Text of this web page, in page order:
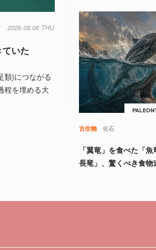
2026.08.06 THU
いた
類)につながる
程を埋める大
古生物 化石
「翼竜」を食べた「
長竜」、驚くべき食